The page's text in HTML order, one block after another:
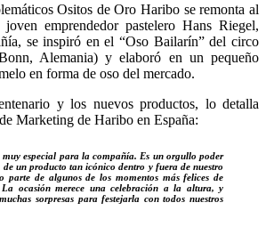
Ositos de Oro Haribo se remonta al
emprendedor pastelero Hans Riegel,
se inspiró en el “Oso Bailarín” del circo
Alemania) y elaboró en un pequeño
en forma de oso del mercado.
y los nuevos productos, lo detalla
Marketing de Haribo en España:
muy especial para la compañía. Es un orgullo poder
un producto tan icónico dentro y fuera de nuestro
parte de algunos de los momentos más felices de
La ocasión merece una celebración a la altura, y
sorpresas para festejarla con todos nuestros